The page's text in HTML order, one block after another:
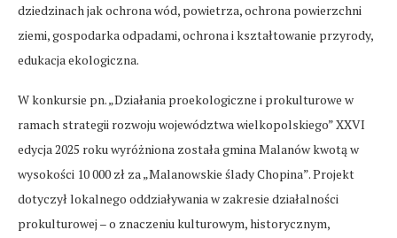
dziedzinach jak ochrona wód, powietrza, ochrona powierzchni
ziemi, gospodarka odpadami, ochrona i kształtowanie przyrody,
edukacja ekologiczna.
W konkursie pn. „Działania proekologiczne i prokulturowe w
ramach strategii rozwoju województwa wielkopolskiego” XXVI
edycja 2025 roku wyróżniona została gmina Malanów kwotą w
wysokości 10 000 zł za „Malanowskie ślady Chopina”. Projekt
dotyczył lokalnego oddziaływania w zakresie działalności
prokulturowej – o znaczeniu kulturowym, historycznym,